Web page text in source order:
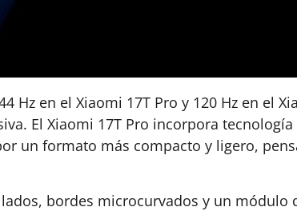
Hz en el Xiaomi 17T Pro y 120 Hz en el
El Xiaomi 17T Pro incorpora
un formato más compacto y ligero,
bordes microcurvados y un módulo